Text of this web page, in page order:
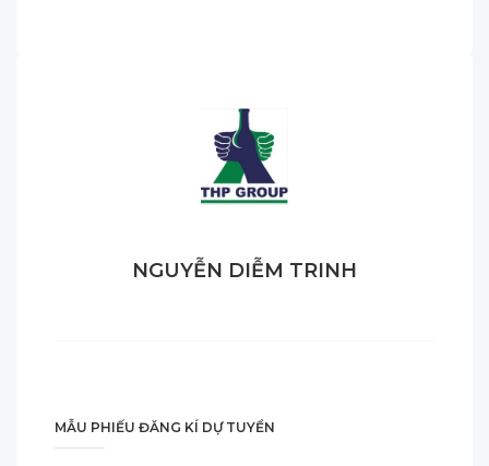
NGUYỄN DIỄM TRINH
MẪU PHIẾU ĐĂNG KÍ DỰ TUYỂN